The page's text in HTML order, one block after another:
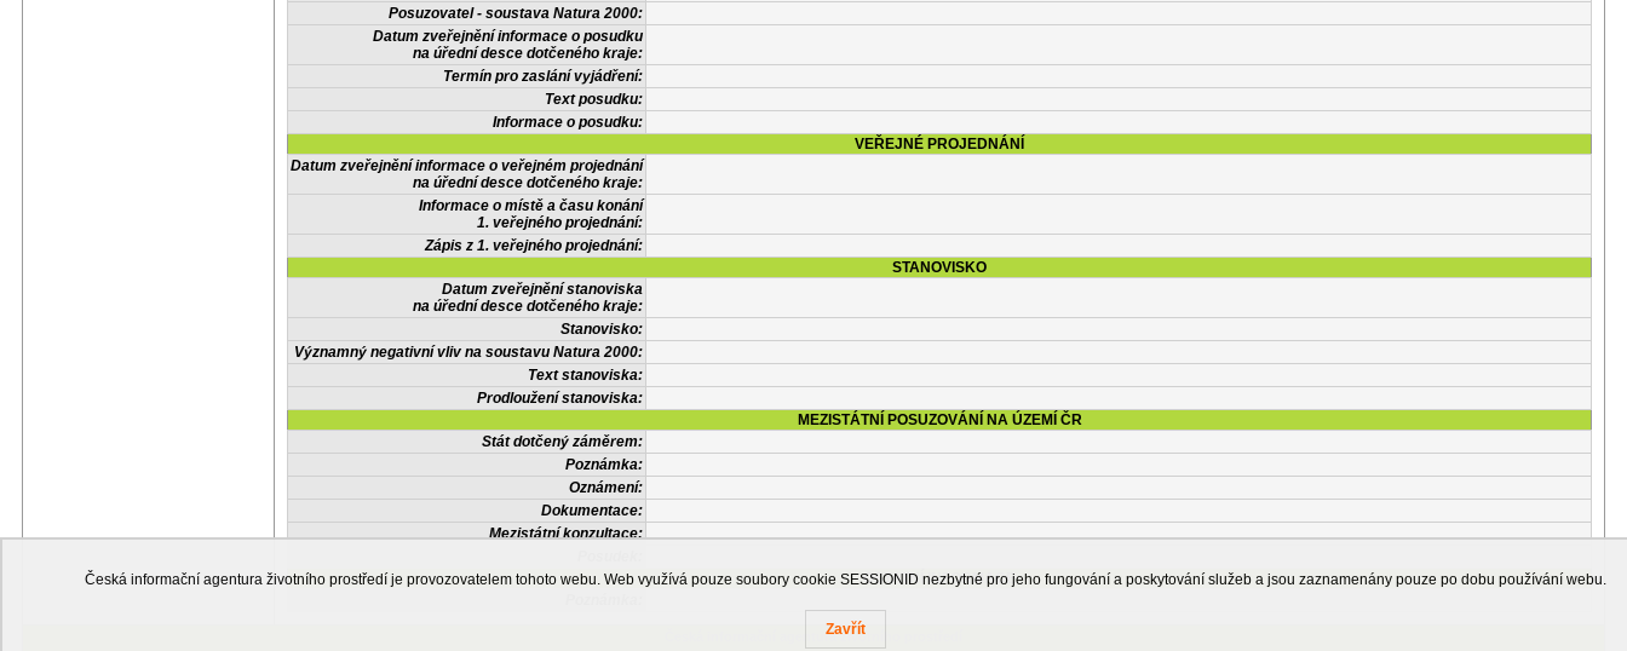
Posuzovatel - soustava Natura 2000:
Datum zveřejnění informace o posudku
na úřední desce dotčeného kraje:
Termín pro zaslání vyjádření:
Text posudku:
Informace o posudku:
VEŘEJNÉ PROJEDNÁNÍ
Datum zveřejnění informace o veřejném projednání
na úřední desce dotčeného kraje:
Informace o místě a času konání
1. veřejného projednání:
Zápis z 1. veřejného projednání:
STANOVISKO
Datum zveřejnění stanoviska
na úřední desce dotčeného kraje:
Stanovisko:
Významný negativní vliv na soustavu Natura 2000:
Text stanoviska:
Prodloužení stanoviska:
MEZISTÁTNÍ POSUZOVÁNÍ NA ÚZEMÍ ČR
Stát dotčený záměrem:
Poznámka:
Oznámení:
Dokumentace:
Mezistátní konzultace:
OSTATNÍ INFORMACE
Česká informační agentura životního prostředí
Česká informační agentura životního prostředí je provozovatelem tohoto webu. Web využívá pouze soubory cookie SESSIONID nezbytné pro jeho fungování a poskytování služeb a jsou zaznamenány pouze po dobu používání webu.
Zavřít